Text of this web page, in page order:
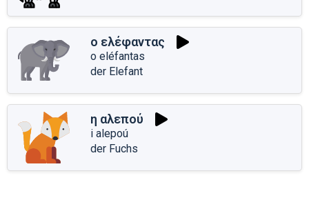
ο ελέφαντας
o eléfantas
der Elefant
η αλεπού
i alepoú
der Fuchs